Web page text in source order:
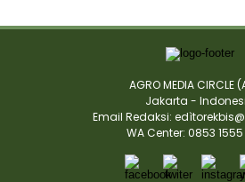
AGRO MEDIA CIRCLE
Jakarta -
Email Redaksi:
WA Center: 0853